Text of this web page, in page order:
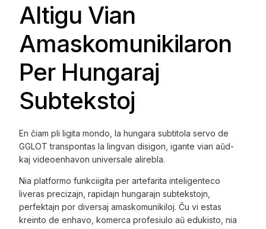
Altigu Vian
Amaskomunikilaron
Per Hungaraj
Subtekstoj
En ĉiam pli ligita mondo, la hungara subtitola servo de
GGLOT transpontas la lingvan disigon, igante vian aŭd-
kaj videoenhavon universale alirebla.
Nia platformo funkciigita per artefarita inteligenteco
liveras precizajn, rapidajn hungarajn subtekstojn,
perfektajn por diversaj amaskomunikiloj. Ĉu vi estas
kreinto de enhavo, komerca profesiulo aŭ edukisto, nia